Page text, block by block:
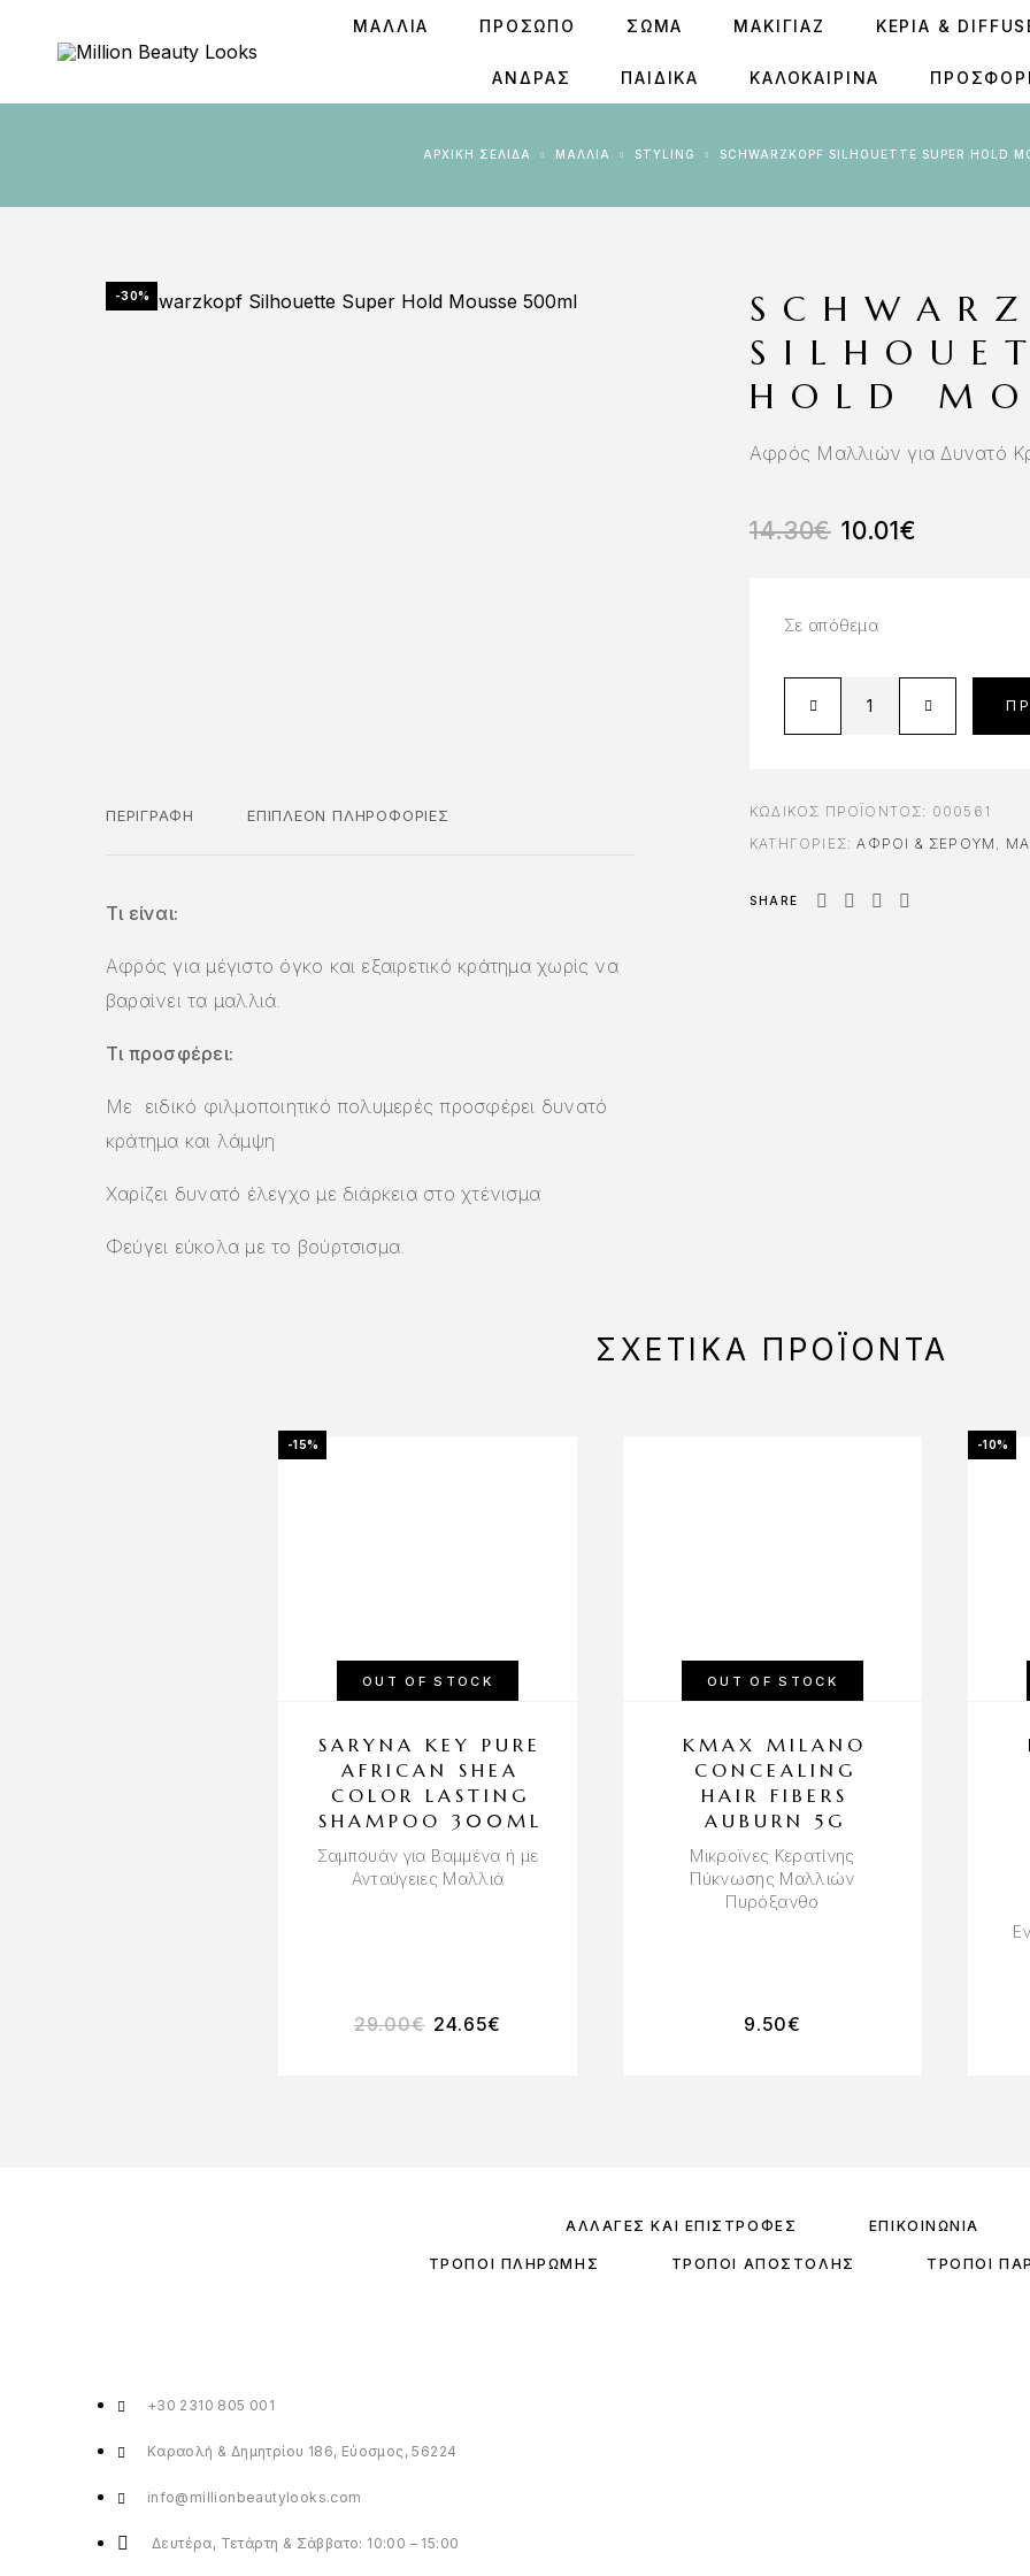
ΜΑΛΛΙΑ ΠΡΟΣΩΠΟ ΣΩΜΑ ΜΑΚΙΓΙΑΖ ΚΕΡΙΆ &
ΆΝΔΡΑΣ ΠΑΙΔΙΚΑ ΚΑΛΟΚΑΙΡΙΝΑ
ΑΡΧΙΚΉ ΣΕΛΊΔΑ ΜΑΛΛΙΑ STYLING SCHWARZKOPF SILHOUETTE SUPER HOLD
-30%
ΠΕΡΙΓΡΑΦΉ ΕΠΙΠΛΈΟΝ ΠΛΗΡΟΦΟΡΊΕΣ
Τι είναι:
Αφρός για μέγιστο όγκο και εξαιρετικό κράτημα χωρίς να
βαραίνει τα μαλλιά.
Τι προσφέρει:
Με ειδικό φιλμοποιητικό πολυμερές προσφέρει δυνατό
κράτημα και λάμψη
Χαρίζει δυνατό έλεγχο με διάρκεια στο χτένισμα
Φεύγει εύκολα με το βούρτσισμα.
HOLD
Αφρός Μαλλιών για Δυνατό
14.30€ 10.01€
Σε απόθεμα
ΚΩΔΙΚΌΣ ΠΡΟΪΌΝΤΟΣ: 000561
ΚΑΤΗΓΟΡΊΕΣ:ΑΦΡΟΊ & ΣΈΡΟΥΜ ,
SHARE
ΣΧΕΤΙΚΆ ΠΡΟΪΌΝΤΑ
-15%
OUT OF STOCK
SARYNA KEY PURE
AFRICAN SHEA
COLOR LASTING
SHAMPOO 300ML
Σαμπουάν για Βαμμένα ή με
Ανταύγειες Μαλλιά
29.00€ 24.65€
OUT OF STOCK
KMAX MILANO
CONCEALING
HAIR FIBERS
AUBURN 5G
Μικροϊνες Κερατίνης
Πύκνωσης Μαλλιών
Πυρόξανθο
9.50€
-10%
ΑΛΛΑΓΈΣ ΚΑΙ ΕΠΙΣΤΡΟΦΈΣ ΕΠΙΚΟΙΝΩΝΊΑ
ΤΡΌΠΟΙ ΠΛΗΡΩΜΉΣ ΤΡΌΠΟΙ ΑΠΟΣΤΟΛΉΣ ΤΡΌΠΟΙ
+30 2310 805 001
Καραολή & Δημητρίου 186, Εύοσμος, 56224
info@millionbeautylooks.com
Δευτέρα, Τετάρτη & Σάββατο: 10:00 – 15:00